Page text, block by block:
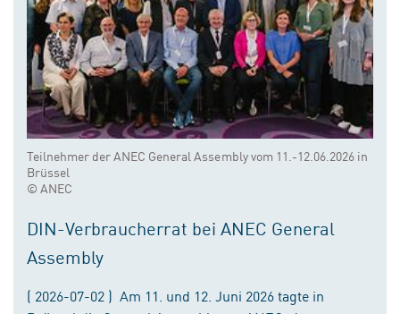
Teilnehmer der ANEC General Assembly vom 11.-12.06.2026 in
Brüssel
© ANEC
DIN-Verbraucherrat bei ANEC General
Assembly
( 2026-07-02 ) Am 11. und 12. Juni 2026 tagte in